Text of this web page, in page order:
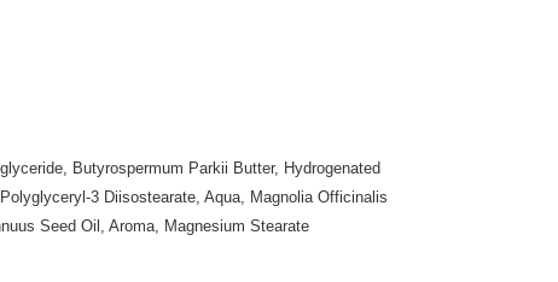
，滿NT$999(含以上)免運費
（澎湖、金門、馬祖、小琉球）
Butyrospermum Parkii Butter, Hydrogenated
3 Diisostearate, Aqua, Magnolia Officinalis
Seed Oil, Aroma, Magnesium Stearate